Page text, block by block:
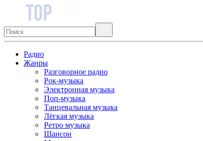
Радио
Жанры
Разговорное радио
Рок-музыка
Электронная музыка
Поп-музыка
Танцевальная музыка
Лёгкая музыка
Ретро музыка
Шансон